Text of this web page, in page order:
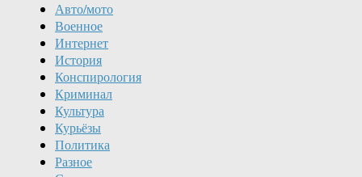
Авто/мото
Военное
Интернет
История
Конспирология
Криминал
Культура
Курьёзы
Политика
Разное